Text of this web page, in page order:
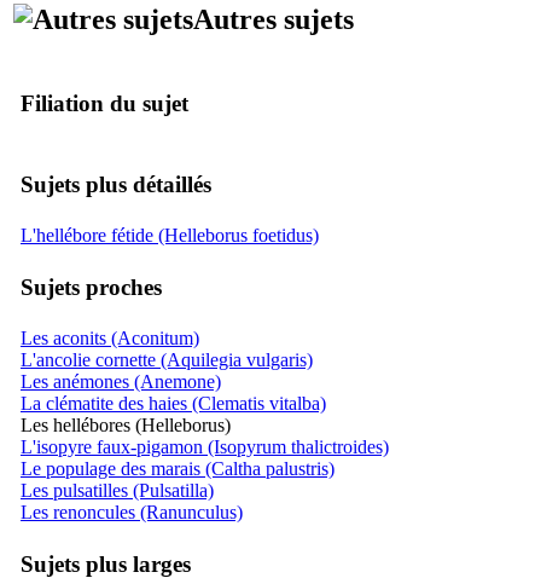
Autres sujets
Filiation du sujet
Sujets plus détaillés
L'hellébore fétide (Helleborus foetidus)
Sujets proches
Les aconits (Aconitum)
L'ancolie cornette (Aquilegia vulgaris)
Les anémones (Anemone)
La clématite des haies (Clematis vitalba)
Les hellébores (Helleborus)
L'isopyre faux-pigamon (Isopyrum thalictroides)
Le populage des marais (Caltha palustris)
Les pulsatilles (Pulsatilla)
Les renoncules (Ranunculus)
Sujets plus larges